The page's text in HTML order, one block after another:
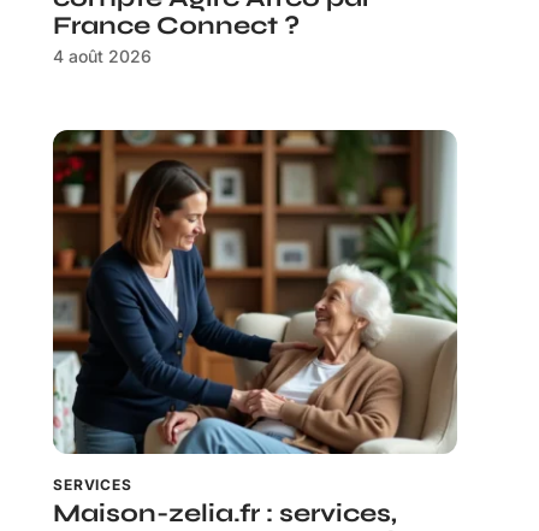
France Connect ?
4 août 2026
SERVICES
Maison-zelia.fr : services,